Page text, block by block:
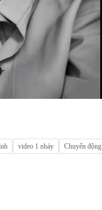
video 1 nháy Chuyển động